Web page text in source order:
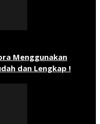
Menggunakan
dan Lengkap !